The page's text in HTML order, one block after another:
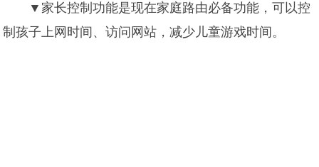
▼家长控制功能是现在家庭路由必备功能，可以控
制孩子上网时间、访问网站，减少儿童游戏时间。